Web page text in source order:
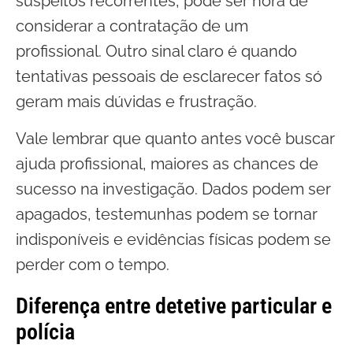
considerar a contratação de um
profissional. Outro sinal claro é quando
tentativas pessoais de esclarecer fatos só
geram mais dúvidas e frustração.
Vale lembrar que quanto antes você buscar
ajuda profissional, maiores as chances de
sucesso na investigação. Dados podem ser
apagados, testemunhas podem se tornar
indisponíveis e evidências físicas podem se
perder com o tempo.
Diferença entre detetive particular e
polícia